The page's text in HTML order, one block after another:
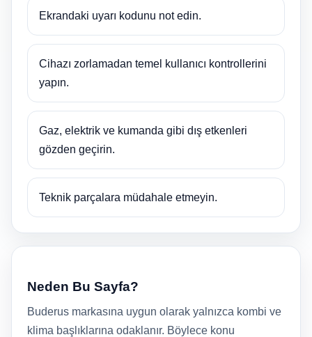
Ekrandaki uyarı kodunu not edin.
Cihazı zorlamadan temel kullanıcı kontrollerini
yapın.
Gaz, elektrik ve kumanda gibi dış etkenleri
gözden geçirin.
Teknik parçalara müdahale etmeyin.
Neden Bu Sayfa?
Buderus markasına uygun olarak yalnızca kombi ve
klima başlıklarına odaklanır. Böylece konu